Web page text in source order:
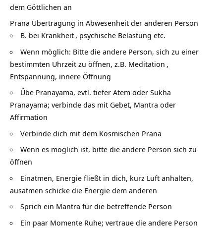
dem Göttlichen an
Prana Übertragung in Abwesenheit der anderen Person
B. bei Krankheit , psychische Belastung etc.
Wenn möglich: Bitte die andere Person, sich zu einer
bestimmten Uhrzeit zu öffnen, z.B. Meditation ,
Entspannung, innere Öffnung
Übe Pranayama, evtl. tiefer Atem oder Sukha
Pranayama; verbinde das mit Gebet, Mantra oder
Affirmation
Verbinde dich mit dem Kosmischen Prana
Wenn es möglich ist, bitte die andere Person sich zu
öffnen
Einatmen, Energie fließt in dich, kurz Luft anhalten,
ausatmen schicke die Energie dem anderen
Sprich ein Mantra für die betreffende Person
Ein paar Momente Ruhe; vertraue die andere Person